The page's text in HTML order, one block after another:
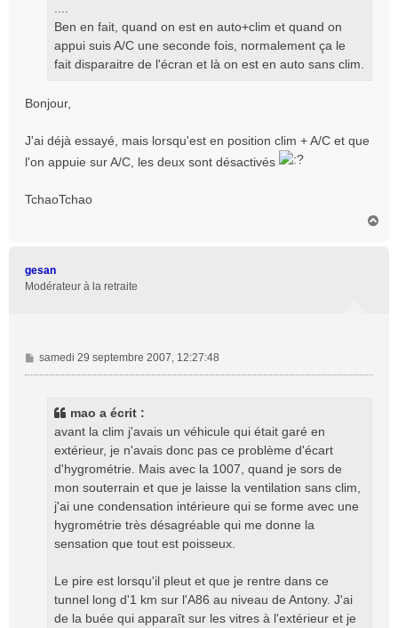
Ben en fait, quand on est en auto+clim et quand on
appui suis A/C une seconde fois, normalement ça le
fait disparaitre de l'écran et là on est en auto sans clim.
Bonjour,
J'ai déjà essayé, mais lorsqu'est en position clim + A/C et que
l'on appuie sur A/C, les deux sont désactivés
TchaoTchao
gesan
Modérateur à la retraite
M
e
samedi 29 septembre 2007, 12:27:48
mao a écrit :
avant la clim j'avais un véhicule qui était garé en
extérieur, je n'avais donc pas ce problème d'écart
d'hygrométrie. Mais avec la 1007, quand je sors de
mon souterrain et que je laisse la ventilation sans clim,
j'ai une condensation intérieure qui se forme avec une
hygrométrie très désagréable qui me donne la
sensation que tout est poisseux.
Le pire est lorsqu'il pleut et que je rentre dans ce
tunnel long d'1 km sur l'A86 au niveau de Antony. J'ai
de la buée qui apparaît sur les vitres à l'extérieur et je